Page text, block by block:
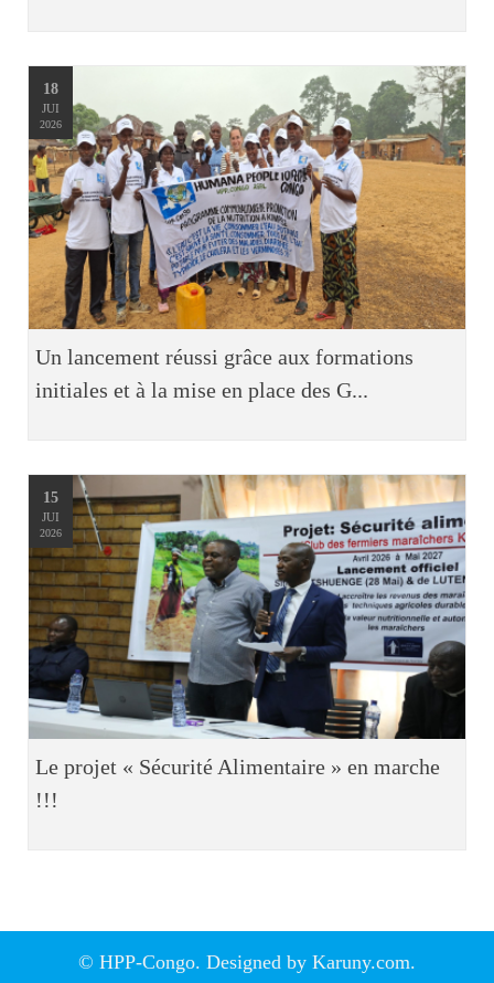
18
JUI
2026
Un lancement réussi grâce aux formations
initiales et à la mise en place des G...
15
JUI
2026
Le projet « Sécurité Alimentaire » en marche
!!!
© HPP-Congo. Designed by Karuny.com.